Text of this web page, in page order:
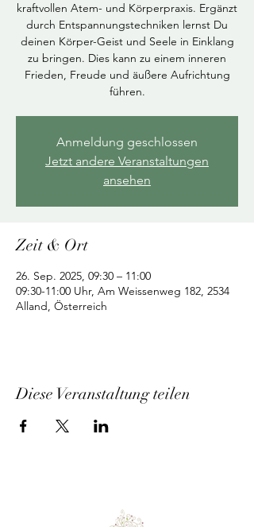
kraftvollen Atem- und Körperpraxis. Ergänzt
durch Entspannungstechniken lernst Du
deinen Körper-Geist und Seele in Einklang
zu bringen. Dies kann zu einem inneren
Frieden, Freude und äußere Aufrichtung
führen.
Anmeldung geschlossen
Jetzt andere Veranstaltungen
ansehen
Zeit & Ort
26. Sep. 2025, 09:30 – 11:00
09:30-11:00 Uhr, Am Weissenweg 182, 2534
Alland, Österreich
Diese Veranstaltung teilen